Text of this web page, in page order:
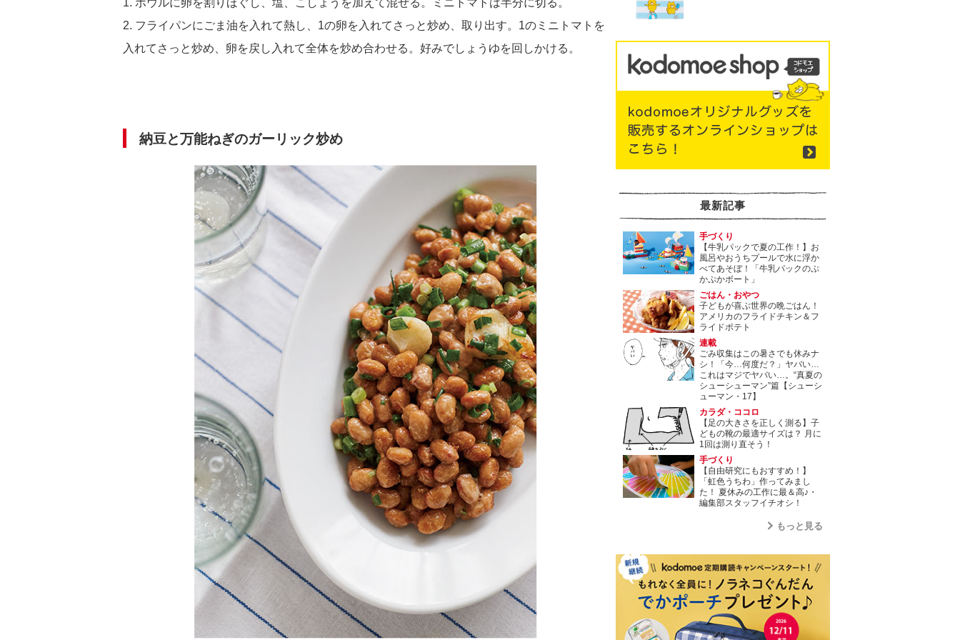
1. ボウルに卵を割りほぐし、塩、こしょうを加えて混ぜる。ミニトマトは半分に切る。
2. フライパンにごま油を入れて熱し、1の卵を入れてさっと炒め、取り出す。1のミニトマトを
入れてさっと炒め、卵を戻し入れて全体を炒め合わせる。好みでしょうゆを回しかける。
納豆と万能ねぎのガーリック炒め
最新記事
手づくり
【牛乳パックで夏の工作！】お
風呂やおうちプールで水に浮か
べてあそぼ！「牛乳パックのぷ
かぷかボート」
ごはん・おやつ
子どもが喜ぶ世界の晩ごはん！
アメリカのフライドチキン＆フ
ライドポテト
連載
ごみ収集はこの暑さでも休みナ
シ！「今…何度だ？」ヤバい…
これはマジでヤバい…。“真夏の
シューシューマン”篇【シューシ
ューマン・17】
カラダ・ココロ
【足の大きさを正しく測る】子
どもの靴の最適サイズは？ 月に
1回は測り直そう！
手づくり
【自由研究にもおすすめ！】
「虹色うちわ」作ってみまし
た！ 夏休みの工作に最＆高♪・
編集部スタッフイチオシ！
もっと見る